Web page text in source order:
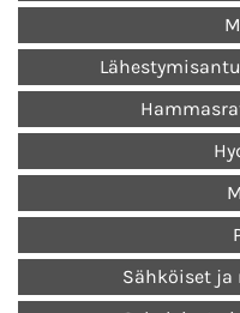
Sähköiset